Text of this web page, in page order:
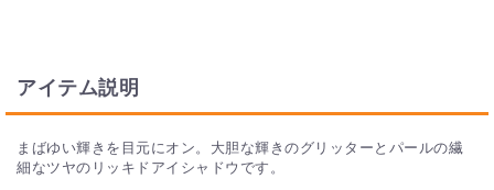
得ますか？
並行輸入品の商品は、為替の変動で仕入れ時のコストが変動し
あらかじめご了承下さい。
アイテム説明
まばゆい輝きを目元にオン。大胆な輝きのグリッターとパールの繊
細なツヤのリッキドアイシャドウです。